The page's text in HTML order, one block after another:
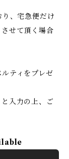
、宅急便だけ
せて頂く場合
ティをプレゼ
入力の上、ご